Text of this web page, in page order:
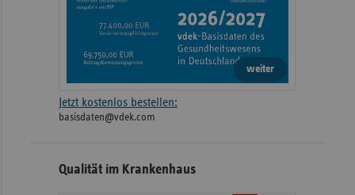
weiter
Jetzt kostenlos bestellen:
basisdaten@vdek.com
Qualität im Krankenhaus